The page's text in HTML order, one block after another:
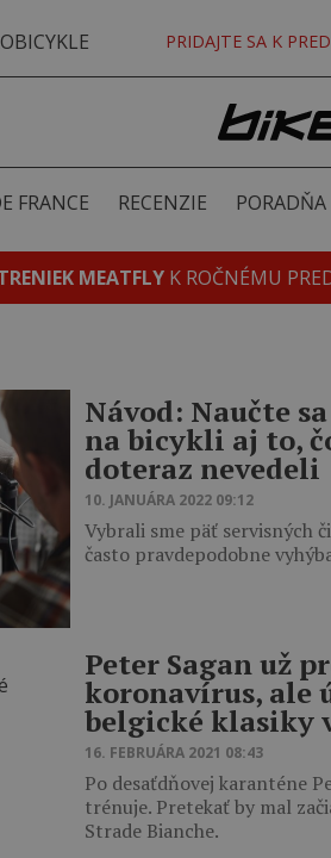
PRIDAJTE SA K
FRANCE RECENZIE PORADŇA
MEATFLY K ROČNÉMU
Návod: Naučte
na bicykli aj to,
doteraz nevedeli
10. JANUÁRA 2022 09:12
Vybrali sme päť servisných
často pravdepodobne
Peter Sagan už
koronavírus, ale
belgické klasiky
16. FEBRUÁRA 2021 08:43
Po desaťdňovej karanténe
trénuje. Pretekať by mal
Strade Bianche.